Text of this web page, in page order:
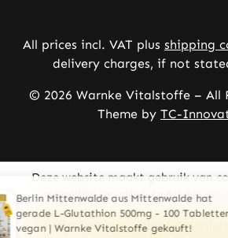
All prices incl. VAT plus shipping
delivery charges, if not
© 2026 Warnke Vitalstoffe – All
Theme by TC-
Deze website maakt gebruik van
mogelijke ervaring te bieden
Alleen
Configureren